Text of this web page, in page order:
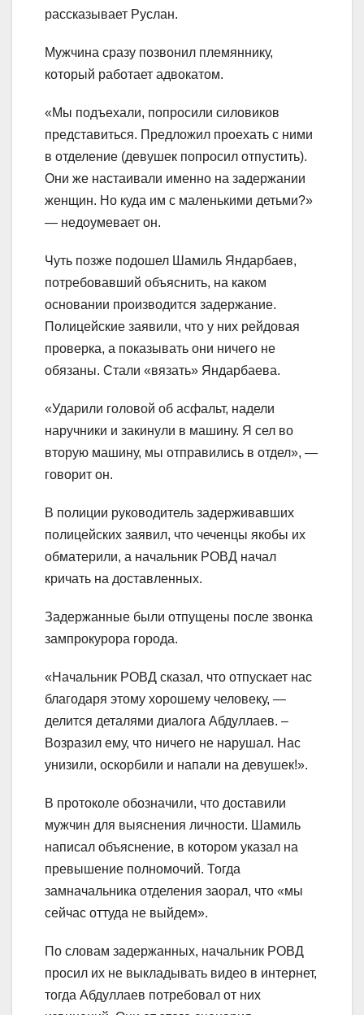
рассказывает Руслан.
Мужчина сразу позвонил племяннику,
который работает адвокатом.
«Мы подъехали, попросили силовиков
представиться. Предложил проехать с ними
в отделение (девушек попросил отпустить).
Они же настаивали именно на задержании
женщин. Но куда им с маленькими детьми?»
— недоумевает он.
Чуть позже подошел Шамиль Яндарбаев,
потребовавший объяснить, на каком
основании производится задержание.
Полицейские заявили, что у них рейдовая
проверка, а показывать они ничего не
обязаны. Стали «вязать» Яндарбаева.
«Ударили головой об асфальт, надели
наручники и закинули в машину. Я сел во
вторую машину, мы отправились в отдел», —
говорит он.
В полиции руководитель задерживавших
полицейских заявил, что чеченцы якобы их
обматерили, а начальник РОВД начал
кричать на доставленных.
Задержанные были отпущены после звонка
зампрокурора города.
«Начальник РОВД сказал, что отпускает нас
благодаря этому хорошему человеку, —
делится деталями диалога Абдуллаев. –
Возразил ему, что ничего не нарушал. Нас
унизили, оскорбили и напали на девушек!».
В протоколе обозначили, что доставили
мужчин для выяснения личности. Шамиль
написал объяснение, в котором указал на
превышение полномочий. Тогда
замначальника отделения заорал, что «мы
сейчас оттуда не выйдем».
По словам задержанных, начальник РОВД
просил их не выкладывать видео в интернет,
тогда Абдуллаев потребовал от них